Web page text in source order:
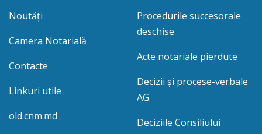
Noutăți
Camera Notarială
Contacte
Linkuri utile
old.cnm.md
Procedurile succesorale
deschise
Acte notariale pierdute
Decizii și procese-verbale
AG
Deciziile Consiliului